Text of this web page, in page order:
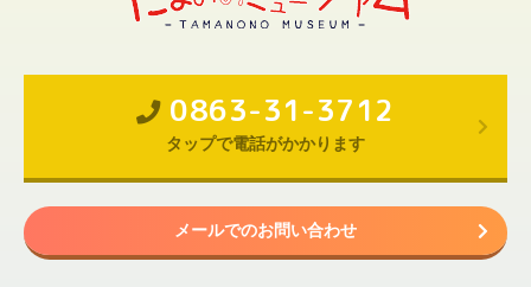
0863-31-3712
タップで電話がかかります
メールでのお問い合わせ